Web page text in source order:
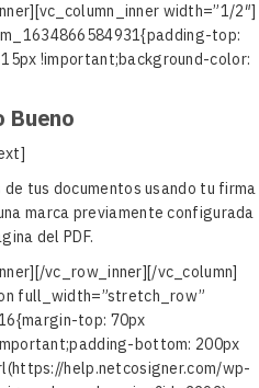
width=”1/2″]
top:
!important;background-color:
Bueno
de tus documentos usando tu firma
marca previamente configurada
del PDF.
vc_row_inner][/vc_column]
full_width=”stretch_row”
top: 70px
bottom: 200px
help.netcosigner.com/wp-